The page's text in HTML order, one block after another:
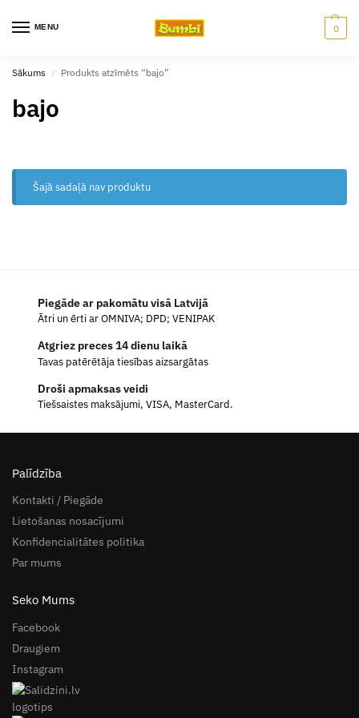
MENU 0
Sākums / Produkts atzīmēts “bajo”
bajo
Šajā sadaļā nav produktu
Piegāde ar pakomātu visā Latvijā
Ātri un ērti ar OMNIVA; DPD; VENIPAK
Atgriez preces 14 dienu laikā
Tavas patērētāja tiesības aizsargātas
Droši apmaksas veidi
Tiešsaistes maksājumi, VISA, MasterCard.
Palīdzība
Kontakti / Piegāde
Lietošanas nosacījumi
Konfidencialitātes politika
Par mums
Seko Mums
Facebook
Draugiem
Instagram